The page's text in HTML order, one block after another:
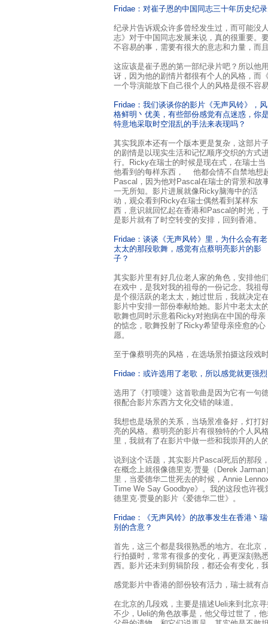
Fridae：对崔子恩的中国同志三十年历史纪
纪录片告诉观众许多曾经发生过，而可能没
志》对于中国同志发展来说，真的很重要
不容易的事，需要有很大的意志和力量，而
这应该是崔子恩的第一部纪录片吧？所以他
讶，因为他的剧情片都很有个人的风格，而
一个导演能放下自己很个人的风格是很不容
Fridae：我们谈谈你的影片《无声风铃》，风
格鲜明丶优美，有些部份感觉有点迷惑，你
特意地采取时空混乱的手法来表现吗？
其实我原本还有一个版本更是复杂，这部片
的剧情是以现实生活和记忆顺序交织的方式
行。Ricky在瑞士的时候是现在式，在瑞士当
他看到的每样东西， 他都会情不自禁地想
Pascal，因为他对Pascal在瑞士的背景和故
一无所知。影片进展就像Ricky脑海中的活
动，观众看到Ricky在瑞士偶然看到某样东
西，意识就回忆起在香港和Pascal的时光，
是影片就有了时空转变的安排，回到香港。
Fridae：谈谈《无声风铃》里，为什么会有老
太太的那段歌舞，感觉有点蔡明亮影片的影
子？
其实影片里有好几位老人家的角色，安排他
在戏中，是我对我的祖母的一份记念。我祖
是个很活跃的老太太，她过世后，我就决定
影片中安排一部份奉献给她。影片中老太太
歌舞也同时示意着Ricky对抱病在中国的母亲
的惦念，歌舞投射了Ricky希望母亲痊愈的心
愿。
至于像蔡明亮的风格，在选场景拍摄这段
Fridae：或许选用了老歌，所以感觉就更强
选用了《打喷嚏》这首歌曲是因为它有一
很配合影片东西方文化交错的味道。
我想也是场景的关系，当场景准备好，灯打
亮的风格。蔡明亮的影片有很独特的个人风
里，我就有了在影片中做一些和我崇拜的人
说到这个话题，其实影片Pascal死后的那段
在概念上就很像德里克·贾曼（Derek
里，当爱德华二世死去的时候，Annie
Time We Say Goodbye》。我的这段也许
德里克·贾曼的影片《爱德华二世》。
Fridae：《无声风铃》的故事发生在香港丶
别的含意？
首先，这三个都是我很熟悉的地方。在北京
行拍摄时，常常有很多的变化，再更深刻熟
西。影片还未到剪辑阶段，都还会有变化，
感觉影片中香港的部份较有活力，瑞士就
在北京的几段戏，主要是描述Ueli来到北京
不少，Ueli的角色故事是，他父母过世了，